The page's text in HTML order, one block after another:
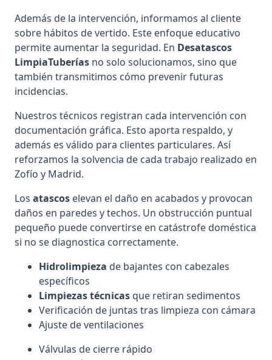
Además de la intervención, informamos al cliente
sobre hábitos de vertido. Este enfoque educativo
permite aumentar la seguridad. En Desatascos
LimpiaTuberías no solo solucionamos, sino que
también transmitimos cómo prevenir futuras
incidencias.
Nuestros técnicos registran cada intervención con
documentación gráfica. Esto aporta respaldo, y
además es válido para clientes particulares. Así
reforzamos la solvencia de cada trabajo realizado en
Zofío y Madrid.
Los atascos elevan el daño en acabados y provocan
daños en paredes y techos. Un obstrucción puntual
pequeño puede convertirse en catástrofe doméstica
si no se diagnostica correctamente.
Hidrolimpieza de bajantes con cabezales
específicos
Limpiezas técnicas que retiran sedimentos
Verificación de juntas tras limpieza con cámara
Ajuste de ventilaciones
Válvulas de cierre rápido